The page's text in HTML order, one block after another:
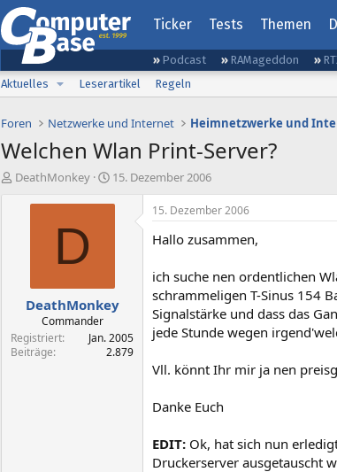
Ticker Tests Themen
Podcast RAMageddon
Aktuelles
Leserartikel Regeln
Foren Netzwerke und Internet Heimnetzwerke und
Welchen Wlan Print-Server?
E
DeathMonkey
E
s
t
a
15. Dezember 2006
D
DeathMonkey
Commander
Registriert
Jan. 2005
Beiträge
2.879
15. Dezember 2006
Hallo zusammen,
ich suche nen ordentlichen
schrammeligen T-Sinus 154
Signalstärke und dass das
jede Stunde wegen
Vll. könnt Ihr mir ja nen
Danke Euch
EDIT: Ok, hat sich nun
Druckerserver ausgetauscht